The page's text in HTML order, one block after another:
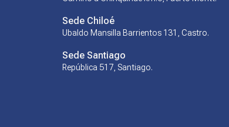
Sede Chiloé
Ubaldo Mansilla Barrientos 131, Castro.
Sede Santiago
República 517, Santiago.